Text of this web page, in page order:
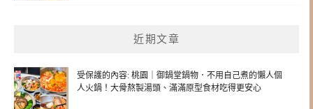
近期文章
受保護的內容: 桃園｜御鍋堂鍋物．不用自己煮的懶人個
人火鍋！大骨熬製湯頭、滿滿原型食材吃得更安心